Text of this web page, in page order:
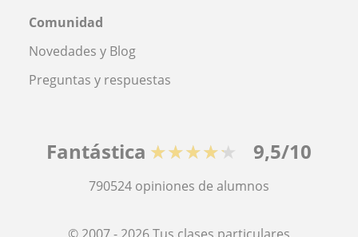
Comunidad
Novedades y Blog
Preguntas y respuestas
Fantástica ★★★★★ 9,5/10
790524 opiniones de alumnos